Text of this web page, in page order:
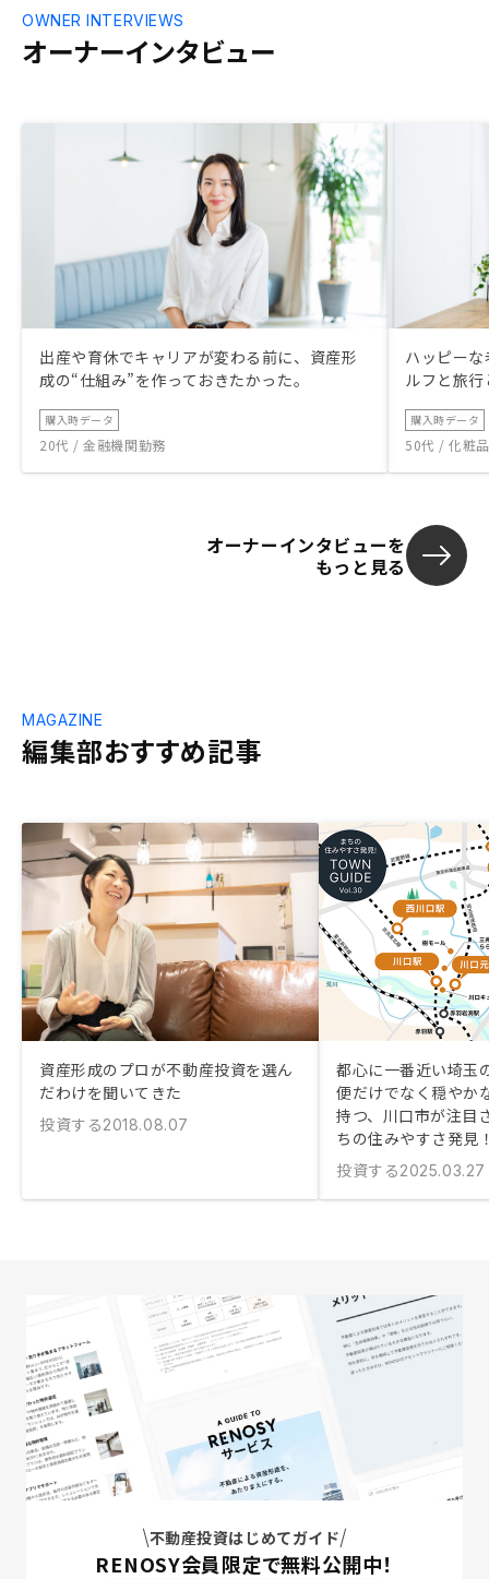
オーナーインタビュー
OWNER INTERVIEWS
出産や育休でキャリアが変わる前に、資産形
成の“仕組み”を作っておきたかった。
購入時データ
20代 / 金融機関勤務
ハッピー
ルフと旅
購入時データ
50代 / 化粧
オーナーインタビューを
もっと見る
編集部おすすめ記事
MAGAZINE
資産形成のプロが不動産投資を選ん
だわけを聞いてきた
投資する2018.08.07
都心に一番近い埼玉
便だけでなく穏やか
持つ、川口市が注目
ちの住みやすさ発見
投資する2025.03.27
不動産投資はじめてガイド
RENOSY会員限定で無料公開中！